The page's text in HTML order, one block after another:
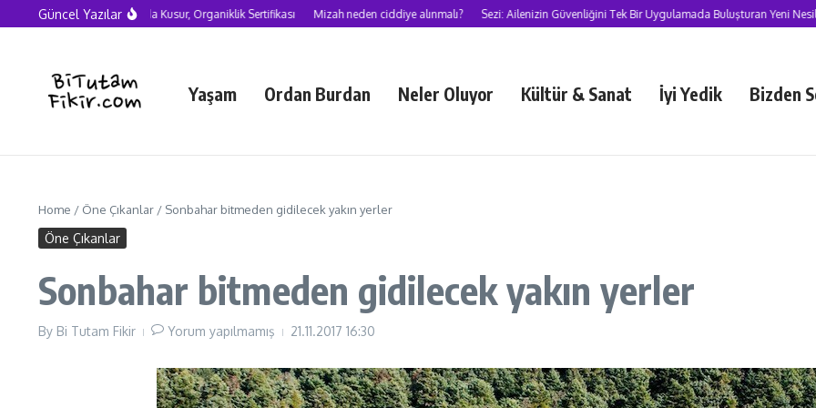
Skip to content
Güncel Yazılar
Zekâ Çağında Kusur, Organiklik Sertifikası Mizah neden ciddiye alınmalı? Sezi: Ailenizin Güvenliğini Tek Bir Uygulamada Buluşturan Yeni Nesil Süper
Yaşam Ordan Burdan Neler Oluyor Kültür & Sanat İyi Yedik Bizden
Home / Öne Çıkanlar / Sonbahar bitmeden gidilecek yakın yerler
Öne Çıkanlar
Sonbahar bitmeden gidilecek yakın yerler
By Bi Tutam Fikir Yorum yapılmamış 21.11.2017 16:30